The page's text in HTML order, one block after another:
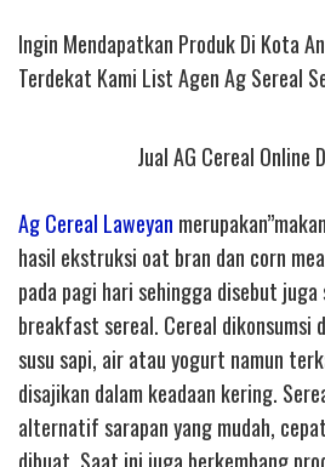
Ingin Mendapatkan Produk Di Kota
Terdekat Kami List Agen Ag Sereal
Jual AG Cereal Online
Ag Cereal Laweyan
hasil ekstruksi oat bran dan corn
pada pagi hari sehingga disebut
breakfast sereal. Cereal dikonsumsi
susu sapi, air atau yogurt namun
disajikan dalam keadaan kering.
alternatif sarapan yang mudah,